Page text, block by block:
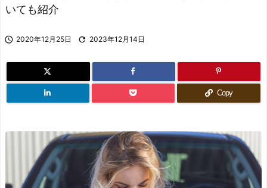
いても紹介
 2020年12月25日  2023年12月14日
Copy